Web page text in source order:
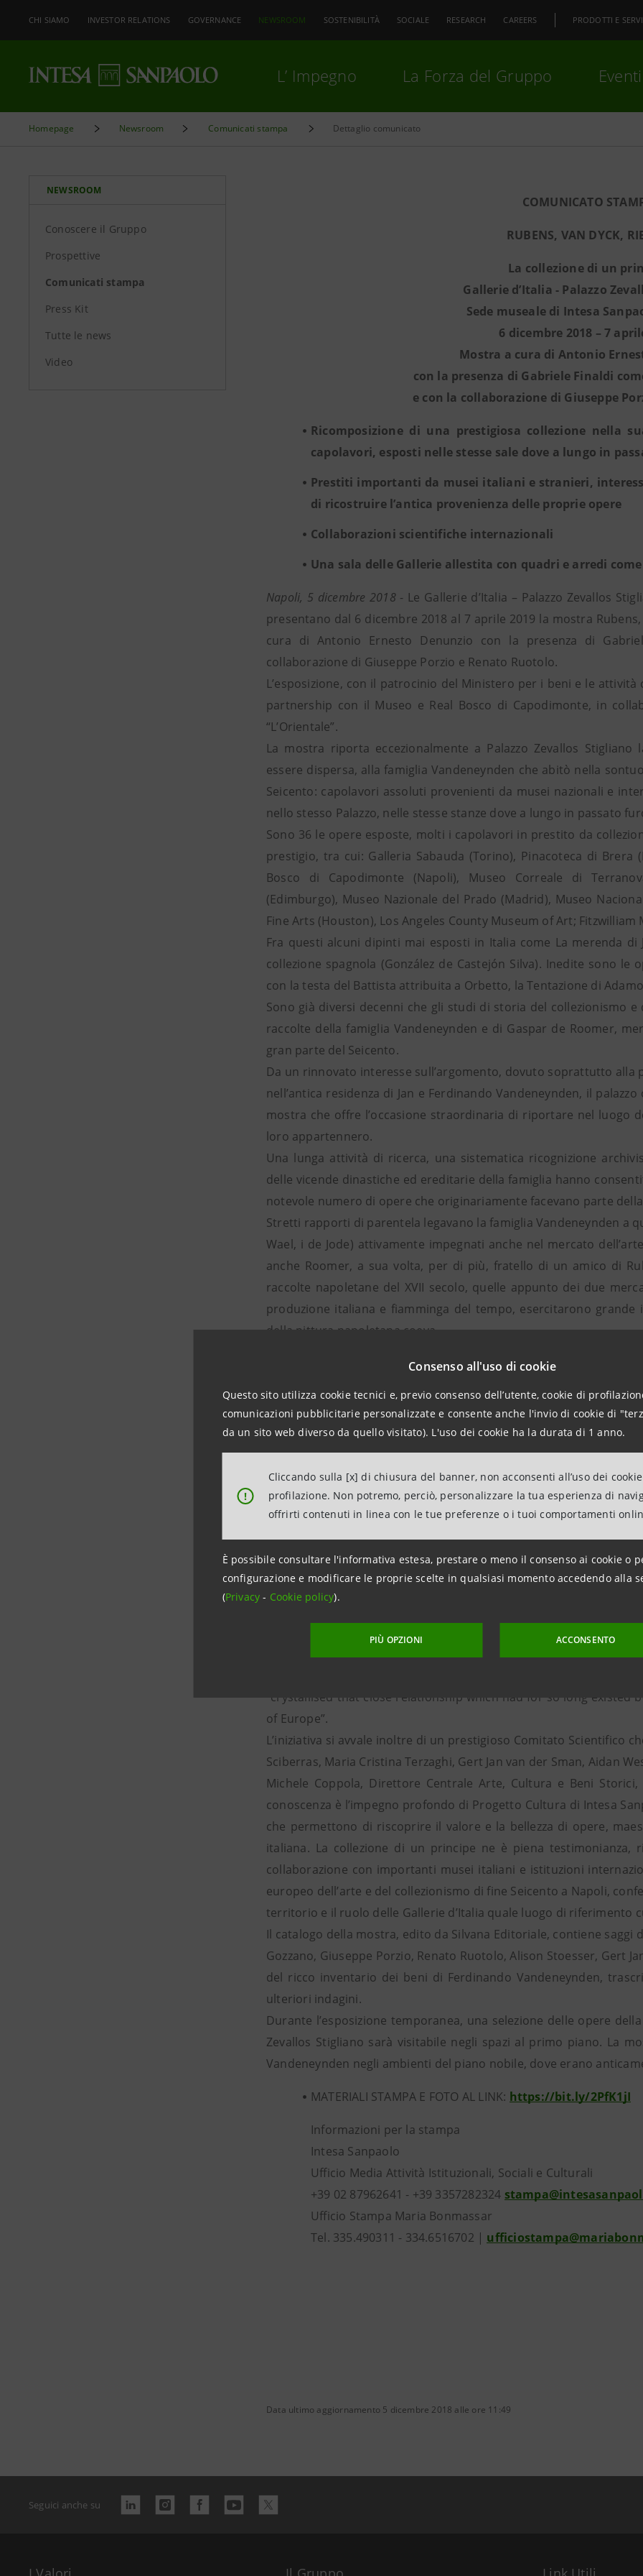
Consenso all'uso di cookie
Questo sito utilizza cookie tecnici e, previo consenso dell’utente, cookie di
comunicazioni pubblicitarie personalizzate e consente anche l'invio di cookie di
da un sito web diverso da quello visitato). L'uso dei cookie ha la durata di 1 anno.
!
Cliccando sulla [x] di chiusura del banner, non acconsenti all’uso dei
profilazione. Non potremo, perciò, personalizzare la tua esperienza di
offrirti contenuti in linea con le tue preferenze o i tuoi comportamenti
È possibile consultare l'informativa estesa, prestare o meno il consenso ai cookie o
configurazione e modificare le proprie scelte in qualsiasi momento accedendo alla
(Privacy- Cookie policy).
PIÙ OPZIONI ACCONSENTO
CHI SIAMO INVESTOR RELATIONS GOVERNANCE NEWSROOM SOSTENIBILITÀ SOCIALE RESEARCH CAREERS PRODOTTI E
L’ Impegno La Forza del Gruppo
Homepage Newsroom Comunicati stampa Dettaglio comunicato
NEWSROOM
Conoscere il Gruppo
Prospettive
Comunicati stampa
Press Kit
Tutte le news
Video
COMUNICATO
RUBENS, VAN DYCK,
La collezione di un
Gallerie d’Italia - Palazzo
Sede museale di Intesa
6 dicembre 2018 – 7
Mostra a cura di Antonio
con la presenza di Gabriele Finaldi
e con la collaborazione di Giuseppe
Ricomposizione di una prestigiosa collezione nella
capolavori, esposti nelle stesse sale dove a lungo in
Prestiti importanti da musei italiani e stranieri,
di ricostruire l’antica provenienza delle proprie opere
Collaborazioni scientifiche internazionali
Una sala delle Gallerie allestita con quadri e arredi
Napoli, 5 dicembre 2018- Le Gallerie d’Italia – Palazzo Zevallos
presentano dal 6 dicembre 2018 al 7 aprile 2019 la mostra
cura di Antonio Ernesto Denunzio con la presenza di
collaborazione di Giuseppe Porzio e Renato Ruotolo.
L’esposizione, con il patrocinio del Ministero per i beni e le
partnership con il Museo e Real Bosco di Capodimonte, in
“L’Orientale”.
La mostra riporta eccezionalmente a Palazzo Zevallos
essere dispersa, alla famiglia Vandeneynden che abitò nella
Seicento: capolavori assoluti provenienti da musei nazionali e
nello stesso Palazzo, nelle stesse stanze dove a lungo in passato
Sono 36 le opere esposte, molti i capolavori in prestito da
prestigio, tra cui: Galleria Sabauda (Torino), Pinacoteca di Brera
Bosco di Capodimonte (Napoli), Museo Correale di
(Edimburgo), Museo Nazionale del Prado (Madrid), Museo
Fine Arts (Houston), Los Angeles County Museum of Art; Fitzwilliam
Fra questi alcuni dipinti mai esposti in Italia come La merenda di
collezione spagnola (González de Castejón Silva). Inedite sono
con la testa del Battista attribuita a Orbetto, la Tentazione di
Sono già diversi decenni che gli studi di storia del collezionismo
raccolte della famiglia Vandeneynden e di Gaspar de Roomer,
gran parte del Seicento.
Da un rinnovato interesse sull’argomento, dovuto soprattutto alla
nell’antica residenza di Jan e Ferdinando Vandeneynden, il
mostra che offre l’occasione straordinaria di riportare nel luogo
loro appartennero.
Una lunga attività di ricerca, una sistematica ricognizione
delle vicende dinastiche ed ereditarie della famiglia hanno
notevole numero di opere che originariamente facevano parte
Stretti rapporti di parentela legavano la famiglia Vandeneynden a
Wael, i de Jode) attivamente impegnati anche nel mercato
anche Roomer, a sua volta, per di più, fratello di un amico di
raccolte napoletane del XVII secolo, quelle appunto dei due
produzione italiana e fiamminga del tempo, esercitarono
della pittura napoletana coeva.
Nel palazzo di via Toledo fu custodita una straordinaria
alcune delle quali, come Il banchetto di Erode di Rubens
Vandeneynden dall’eredità di Gaspare Roomer. Alla morte di
delle quali, Giovanna ed Elisabetta, sposarono rispettivamente
principe a cui per estensione si è voluto far riferimento nel titolo
L’inventario del 1688 registra oltre trecento dipinti, tra cui
Caravaggio, Aniello Falcone, Luca Giordano, Jan Miel, Mattia Preti,
Pieter Paul Rubens, Massimo Stanzione, Andrea Vaccaro,
paesaggi e battaglie di altri maestri, per lo più fiamminghi.
La preziosa collezione godette a lungo di grande fama. Nel
palazzo vi è una galleria de’ quadri delle belle che sono in Napoli,
in quantità, de’ famosi maestri così antichi come moderni”. Nel
anno Direttore della Galleria degli Uffizi – e dettagliatamente
somma ammirazione. Non è un caso inoltre che nel suo
Francis Haskell dedichi – pur ignorando ancora gran parte
ampio spazio alle raccolte di Gaspar de Roomer e di Jan e
“crystallised that close relationship which had for so long existed
of Europe”.
L’iniziativa si avvale inoltre di un prestigioso Comitato Scientifico
Sciberras, Maria Cristina Terzaghi, Gert Jan van der Sman, Aidan
Michele Coppola, Direttore Centrale Arte, Cultura e Beni
conoscenza è l’impegno profondo di Progetto Cultura di Intesa
che permettono di riscoprire il valore e la bellezza di opere,
italiana. La collezione di un principe ne è piena
collaborazione con importanti musei italiani e istituzioni
europeo dell’arte e del collezionismo di fine Seicento a Napoli,
territorio e il ruolo delle Gallerie d’Italia quale luogo di riferimento
Il catalogo della mostra, edito da Silvana Editoriale, contiene
Gozzano, Giuseppe Porzio, Renato Ruotolo, Alison Stoesser, Gert
del ricco inventario dei beni di Ferdinando Vandeneynden,
ulteriori indagini.
Durante l’esposizione temporanea, una selezione delle opere
Zevallos Stigliano sarà visitabile negli spazi al primo piano. La
Vandeneynden negli ambienti del piano nobile, dove erano
MATERIALI STAMPA E FOTO AL LINK: https://bit.ly/2PfK1jI
Informazioni per la stampa
Intesa Sanpaolo
Ufficio Media Attività Istituzionali, Sociali e Culturali
+39 02 87962641 - +39 3357282324
Ufficio Stampa Maria Bonmassar
Tel. 335.490311 - 334.6516702 |
Data ultimo aggiornamento 5 dicembre 2018 alle ore 11:49
Seguici anche su